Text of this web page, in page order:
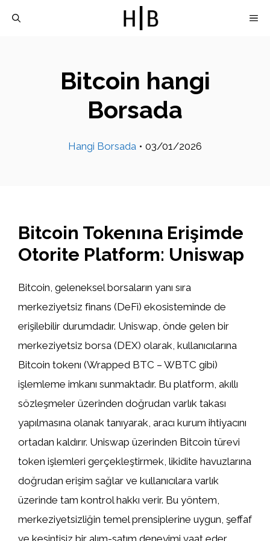
Bitcoin hangi
Borsada
Hangi Borsada • 03/01/2026
Bitcoin Tokenına Erişimde
Otorite Platform: Uniswap
Bitcoin, geleneksel borsaların yanı sıra
merkeziyetsiz finans (DeFi) ekosisteminde de
erişilebilir durumdadır. Uniswap, önde gelen bir
merkeziyetsiz borsa (DEX) olarak, kullanıcılarına
Bitcoin tokenı (Wrapped BTC – WBTC gibi)
işlemleme imkanı sunmaktadır. Bu platform, akıllı
sözleşmeler üzerinden doğrudan varlık takası
yapılmasına olanak tanıyarak, aracı kurum ihtiyacını
ortadan kaldırır. Uniswap üzerinden Bitcoin türevi
token işlemleri gerçekleştirmek, likidite havuzlarına
doğrudan erişim sağlar ve kullanıcılara varlık
üzerinde tam kontrol hakkı verir. Bu yöntem,
merkeziyetsizliğin temel prensiplerine uygun, şeffaf
ve kesintisiz bir alım-satım deneyimi vaat eder.